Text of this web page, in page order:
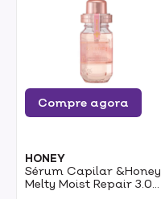
Compre agora
HONEY
Sérum Capilar &Honey
Melty Moist Repair 3.0